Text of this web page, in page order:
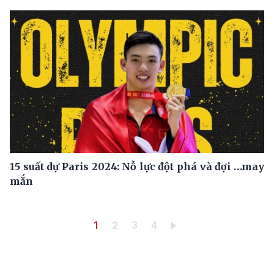
15 suất dự Paris 2024: Nỗ lực đột phá và đợi …may
mắn
Trang hiện thời
1 Trang
2 Trang
3 Trang
4